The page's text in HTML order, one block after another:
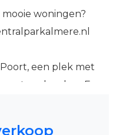
woningen?
een plek met
strand en bos. Een